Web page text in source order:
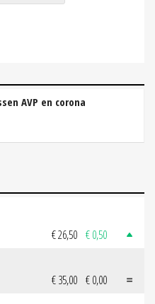
AVP en corona
€ 26,50 € 0,50
€ 35,00 € 0,00